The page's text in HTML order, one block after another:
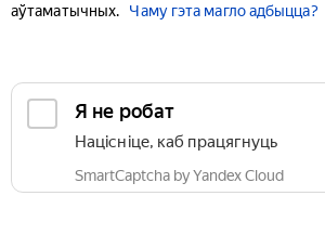
аўтаматычных.
Чаму гэта магло адбыцца?
Я не робат
Націсніце, каб працягнуць
SmartCaptcha by Yandex Cloud